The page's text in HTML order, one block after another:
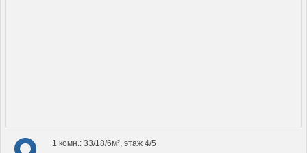
1 комн.: 33/18/6м², этаж 4/5